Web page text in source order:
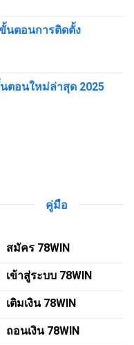
นตอนการติดตั้ง
นตอนใหม่ล่าสุด 2025
คู่มือ
สมัคร 78WIN
เข้าสู่ระบบ 78WIN
เติมเงิน 78WIN
ถอนเงิน 78WIN